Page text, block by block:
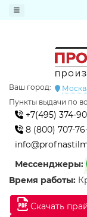
Скачать
Ваш город:
Пункты выдачи по
+7(495) 374-
8 (800) 707-
Мессенджеры:
Время работы: